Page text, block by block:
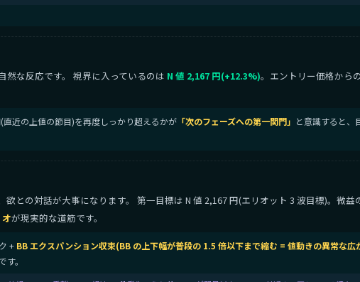
然な反応です。 視界に入っているのは N 値 2,167 円(+12.3%)。エントリー価格から
近の上値の節目)を再度しっかり超えるかが 「次のフェーズへの第一関門」 と意識すると、
との対話が大事になります。 第一目標は N 値 2,167 円(エリオット 3 波目標)。微
が現実的な道筋です。
+ BB エクスパンション収束(BB の上下幅が普段の 1.5 倍以下まで縮む = 値動きの異常な広
。